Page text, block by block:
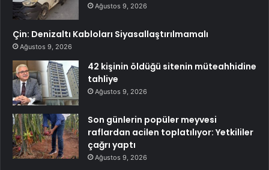
Ağustos 9, 2026
Çin: Denizaltı Kabloları Siyasallaştırılmamalı
Ağustos 9, 2026
42 kişinin öldüğü sitenin müteahhidine
tahliye
Ağustos 9, 2026
Son günlerin popüler meyvesi
raflardan acilen toplatılıyor: Yetkililer
çağrı yaptı
Ağustos 9, 2026